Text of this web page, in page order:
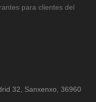
para clientes del
32, Sanxenxo, 36960